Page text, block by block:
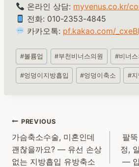
온라인 상담: myvenus.co.kr/
전화: 010-2353-4845
카카오톡: pf.kakao.com/
Post
Tags:
#볼륨업 #부천비너스의원 #비너스
#엉덩이지방흡입 #엉덩이축소 #
Post
navigation
PREVIOUS
가슴축소수술, 미혼인데
괜찮을까요? — 유선 손상
없는 지방흡입 유방축소
팔
정,
—